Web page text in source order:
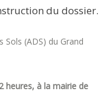
du dossier.
(ADS) du Grand
heures, à la mairie de